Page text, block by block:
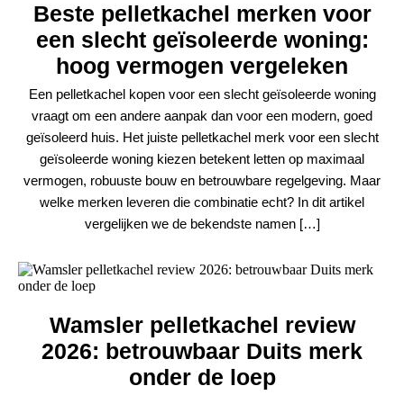
Beste pelletkachel merken voor
een slecht geïsoleerde woning:
hoog vermogen vergeleken
Een pelletkachel kopen voor een slecht geïsoleerde woning
vraagt om een andere aanpak dan voor een modern, goed
geïsoleerd huis. Het juiste pelletkachel merk voor een slecht
geïsoleerde woning kiezen betekent letten op maximaal
vermogen, robuuste bouw en betrouwbare regelgeving. Maar
welke merken leveren die combinatie echt? In dit artikel
vergelijken we de bekendste namen […]
Wamsler pelletkachel review
2026: betrouwbaar Duits merk
onder de loep